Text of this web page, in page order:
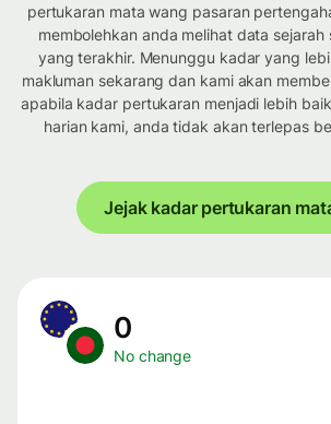
pertukaran mata wang pasaran
membolehkan anda melihat data sejarah
yang terakhir. Menunggu kadar yang
makluman sekarang dan kami akan
apabila kadar pertukaran menjadi lebih
harian kami, anda tidak akan terlepas
Jejak kadar pertukaran
0
No change